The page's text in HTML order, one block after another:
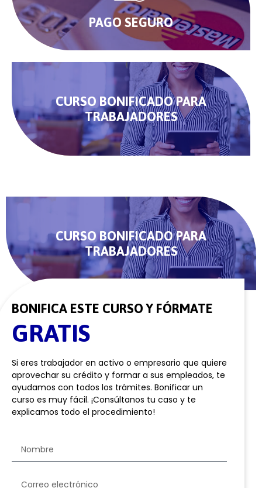
PAGO SEGURO
CURSO BONIFICADO PARA
TRABAJADORES
CURSO BONIFICADO PARA
TRABAJADORES
BONIFICA ESTE CURSO Y FÓRMATE
GRATIS
Si eres trabajador en activo o empresario que quiere
aprovechar su crédito y formar a sus empleados, te
ayudamos con todos los trámites. Bonificar un
curso es muy fácil. ¡Consúltanos tu caso y te
explicamos todo el procedimiento!